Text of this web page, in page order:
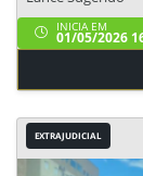
INICIA EM
01/05/2026
EXTRAJUDICIAL